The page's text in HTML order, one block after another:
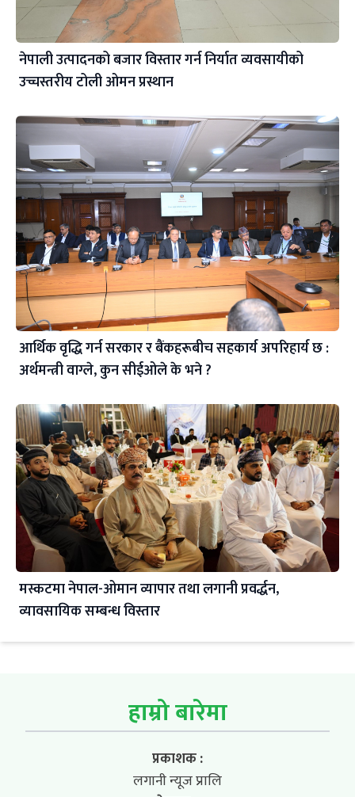
नेपाली उत्पादनको बजार विस्तार गर्न निर्यात व्यवसायीको
उच्चस्तरीय टोली ओमन प्रस्थान
आर्थिक वृद्धि गर्न सरकार र बैंकहरूबीच सहकार्य अपरिहार्य छ :
अर्थमन्त्री वाग्ले, कुन सीईओले के भने ?
मस्कटमा नेपाल-ओमान व्यापार तथा लगानी प्रवर्द्धन,
व्यावसायिक सम्बन्ध विस्तार
हाम्रो बारेमा
प्रकाशक :
लगानी न्यूज प्रालि